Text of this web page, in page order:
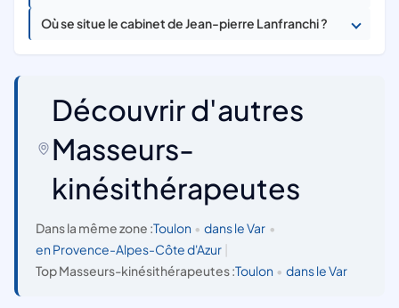
Où se situe le cabinet de Jean-pierre Lanfranchi ?
Découvrir d'autres
Masseurs-
kinésithérapeutes
Dans la même zone :Toulon • dans le Var •
en Provence-Alpes-Côte d'Azur
Top Masseurs-kinésithérapeutes :Toulon • dans le Var